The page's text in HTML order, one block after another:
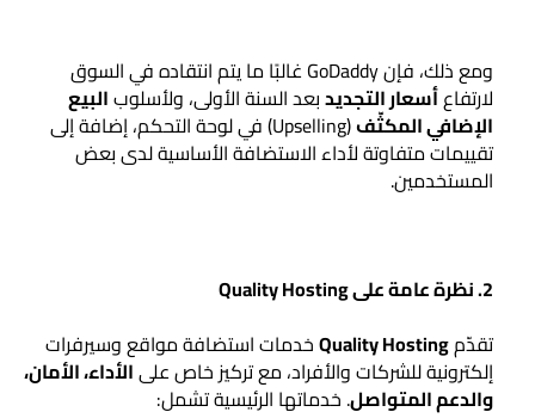
ومع ذلك، فإن GoDaddy غالبًا ما يتم انتقاده في السوق
لارتفاعأسعار التجديدبعد السنة الأولى، ولأسلوبالبيع
الإضافي المكثّف (Upselling) في لوحة التحكم، إضافة إلى
تقييمات متفاوتة لأداء الاستضافة الأساسية لدى بعض
المستخدمين.
2. نظرة عامة على Quality Hosting
تقدّمQuality Hostingخدمات استضافة مواقع وسيرفرات
إلكترونية للشركات والأفراد، مع تركيز خاص علىالأداء، الأمان،
والدعم المتواصل. خدماتها الرئيسية تشمل: